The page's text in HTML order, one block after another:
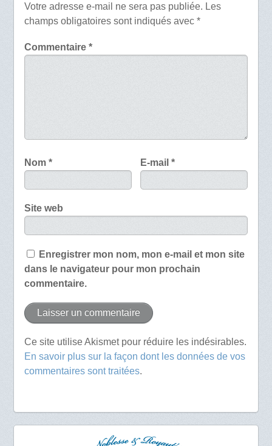
Votre adresse e-mail ne sera pas publiée. Les
champs obligatoires sont indiqués avec *
Commentaire *
Nom * E-mail*
Site web
Enregistrer mon nom, mon e-mail et mon site
dans le navigateur pour mon prochain
commentaire.
Ce site utilise Akismet pour réduire les indésirables.
En savoir plus sur la façon dont les données de vos
commentaires sont traitées.